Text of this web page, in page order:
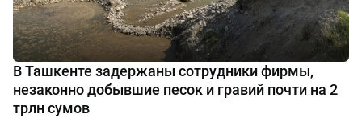
В Ташкенте задержаны сотрудники фирмы,
незаконно добывшие песок и гравий почти на 2
трлн сумов